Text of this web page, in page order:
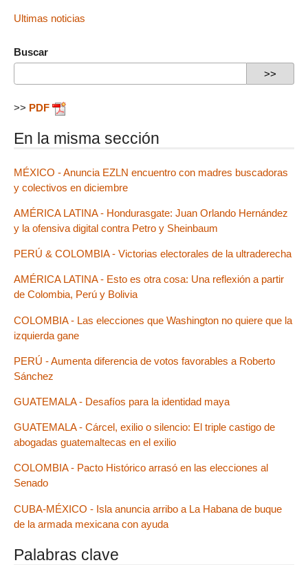
Ultimas noticias
Buscar
>> PDF
En la misma sección
MÉXICO - Anuncia EZLN encuentro con madres buscadoras
y colectivos en diciembre
AMÉRICA LATINA - Hondurasgate: Juan Orlando Hernández
y la ofensiva digital contra Petro y Sheinbaum
PERÚ & COLOMBIA - Victorias electorales de la ultraderecha
AMÉRICA LATINA - Esto es otra cosa: Una reflexión a partir
de Colombia, Perú y Bolivia
COLOMBIA - Las elecciones que Washington no quiere que la
izquierda gane
PERÚ - Aumenta diferencia de votos favorables a Roberto
Sánchez
GUATEMALA - Desafíos para la identidad maya
GUATEMALA - Cárcel, exilio o silencio: El triple castigo de
abogadas guatemaltecas en el exilio
COLOMBIA - Pacto Histórico arrasó en las elecciones al
Senado
CUBA-MÉXICO - Isla anuncia arribo a La Habana de buque
de la armada mexicana con ayuda
Palabras clave